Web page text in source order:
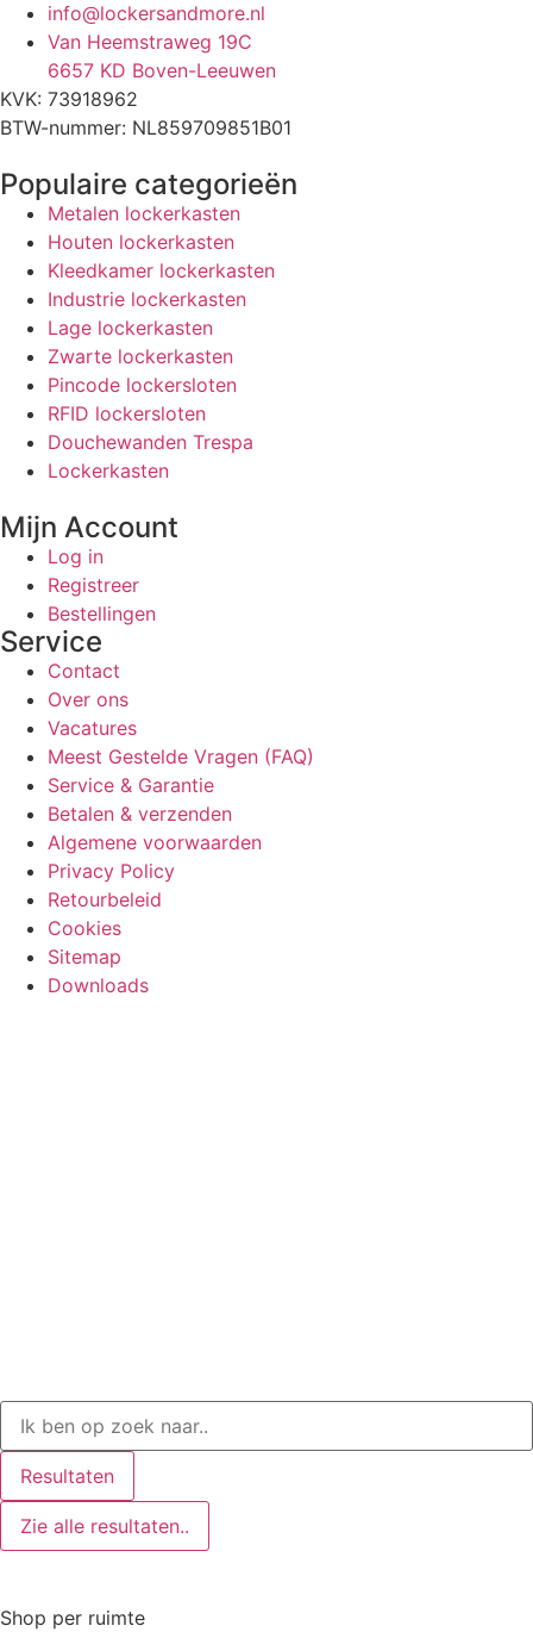
info@lockersandmore.nl
Van Heemstraweg 19C
6657 KD Boven-Leeuwen
KVK: 73918962
BTW-nummer: NL859709851B01
Populaire categorieën
Metalen lockerkasten
Houten lockerkasten
Kleedkamer lockerkasten
Industrie lockerkasten
Lage lockerkasten
Zwarte lockerkasten
Pincode lockersloten
RFID lockersloten
Douchewanden Trespa
Lockerkasten
Mijn Account
Log in
Registreer
Bestellingen
Service
Contact
Over ons
Vacatures
Meest Gestelde Vragen (FAQ)
Service & Garantie
Betalen & verzenden
Algemene voorwaarden
Privacy Policy
Retourbeleid
Cookies
Sitemap
Downloads
Resultaten
Zie alle resultaten..
Shop per ruimte